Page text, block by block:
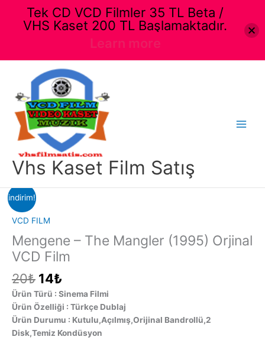
Vhs Kaset Film Satış
indirim!
VCD FILM
Mengene – The Mangler (1995) Orjinal
VCD Film
20₺ Orijinal
fiyat:
20₺.
14₺
andaki
fiyat:
14₺.
Ürün Türü : Sinema Filmi
Ürün Özelliği : Türkçe Dublaj
Ürün Durumu : Kutulu,Açılmış,Orijinal Bandrollü,2
Disk,Temiz Kondüsyon
Tek CD VCD Filmler 35 TL Beta /
VHS Kaset 200 TL Başlamaktadır.
Learn more